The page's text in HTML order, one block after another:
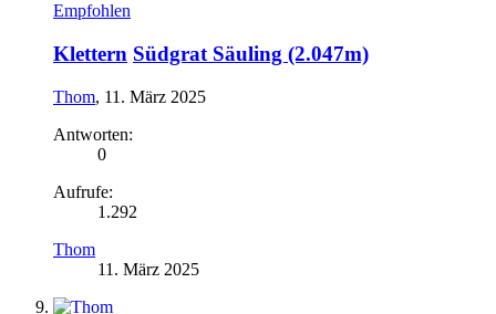
Empfohlen
Klettern Südgrat Säuling (2.047m)
Thom, 11. März 2025
Antworten:
0
Aufrufe:
1.292
Thom
11. März 2025